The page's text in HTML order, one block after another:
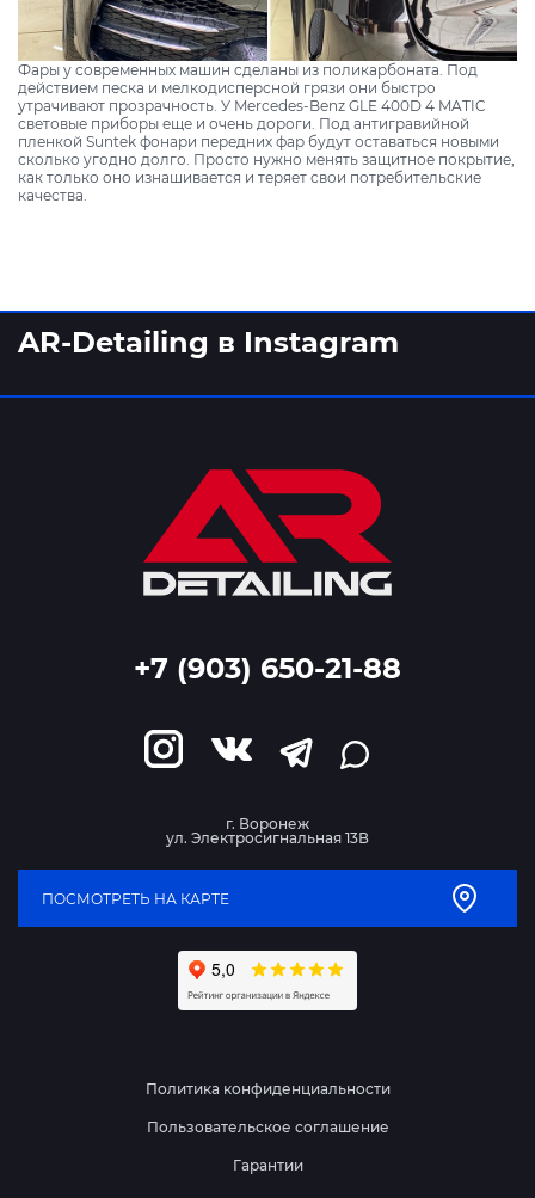
Фары у современных машин сделаны из поликарбоната. Под
действием песка и мелкодисперсной грязи они быстро
утрачивают прозрачность. У Mercedes-Benz GLE 400D 4 MATIC
световые приборы еще и очень дороги. Под антигравийной
пленкой Suntek фонари передних фар будут оставаться новыми
сколько угодно долго. Просто нужно менять защитное покрытие,
как только оно изнашивается и теряет свои потребительские
качества.
AR-Detailing в Instagram
+7 (903) 650-21-88
г. Воронеж
ул. Электросигнальная 13В
ПОСМОТРЕТЬ НА КАРТЕ
Политика конфиденциальности
Пользовательское соглашение
Гарантии